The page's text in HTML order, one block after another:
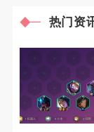
热门资